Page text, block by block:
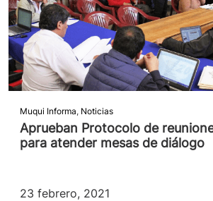
Muqui Informa, Noticias
Aprueban Protocolo de
para atender mesas de diálogo
23 febrero, 2021